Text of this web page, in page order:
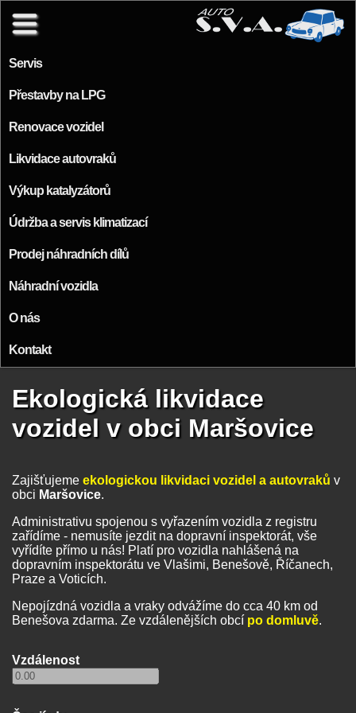
Servis
Přestavby na LPG
Renovace vozidel
Likvidace autovraků
Výkup katalyzátorů
Údržba a servis klimatizací
Prodej náhradních dílů
Náhradní vozidla
O nás
Kontakt
Ekologická likvidace
vozidel v obci Maršovice
Zajišťujeme ekologickou likvidaci vozidel a autovraků v
obci Maršovice.
Administrativu spojenou s vyřazením vozidla z registru
zařídíme - nemusíte jezdit na dopravní inspektorát, vše
vyřídíte přímo u nás! Platí pro vozidla nahlášená na
dopravním inspektorátu ve Vlašimi, Benešově, Říčanech,
Praze a Voticích.
Nepojízdná vozidla a vraky odvážíme do cca 40 km od
Benešova zdarma. Ze vzdálenějších obcí po domluvě.
Vzdálenost